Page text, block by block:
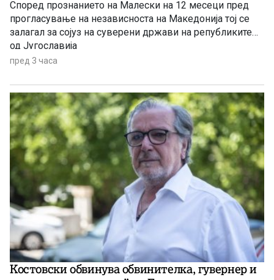
Според прознанието на Малески на 12 месеци пред
прогласување на независноста на Македонија тој се
залагал за сојуз на суверени држави на републиките
од Југославија
пред 3 часа
Костовски обвинува обвинителка, гувернер и